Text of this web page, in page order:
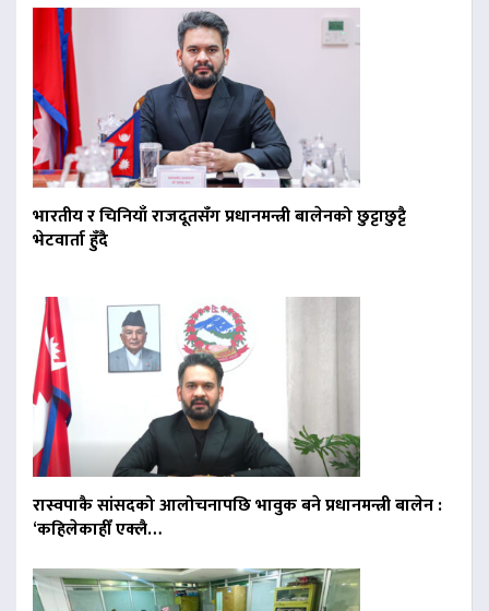
भारतीय र चिनियाँ राजदूतसँग प्रधानमन्त्री बालेनको छुट्टाछुट्टै
भेटवार्ता हुँदै
रास्वपाकै सांसदको आलोचनापछि भावुक बने प्रधानमन्त्री बालेन :
‘कहिलेकाहीँ एक्लै…